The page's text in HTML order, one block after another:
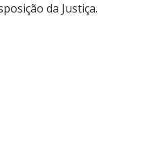
da Justiça.